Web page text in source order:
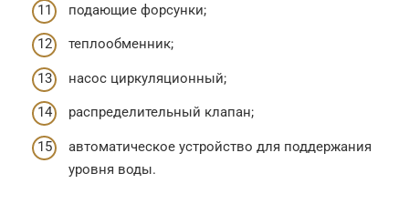
подающие форсунки;
теплообменник;
насос циркуляционный;
распределительный клапан;
автоматическое устройство для поддержания
уровня воды.